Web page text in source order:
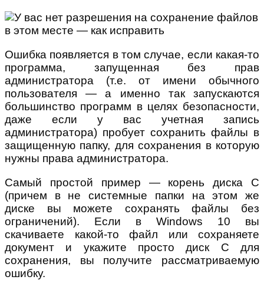
Ошибка появляется в том случае, если какая-то
программа, запущенная без прав
администратора (т.е. от имени обычного
пользователя — а именно так запускаются
большинство программ в целях безопасности,
даже если у вас учетная запись
администратора) пробует сохранить файлы в
защищенную папку, для сохранения в которую
нужны права администратора.
Самый простой пример — корень диска C
(причем в не системные папки на этом же
диске вы можете сохранять файлы без
ограничений). Если в Windows 10 вы
скачиваете какой-то файл или сохраняете
документ и укажите просто диск C для
сохранения, вы получите рассматриваемую
ошибку.